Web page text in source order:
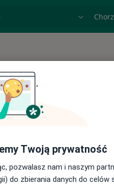
Twoją prywatność
pozwalasz nam i naszym
do zbierania danych do